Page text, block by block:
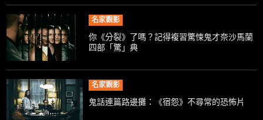
名家觀影
你《分裂》了嗎？記得複習驚悚鬼才奈沙馬蘭
四部「驚」典
名家觀影
鬼話連篇路邊攤：《宿怨》不尋常的恐怖片